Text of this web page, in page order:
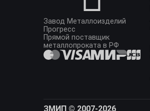
Завод Металлоизделий
Прогресс
Прямой поставщик
металлопроката в РФ
ЗМИП © 2007-2026